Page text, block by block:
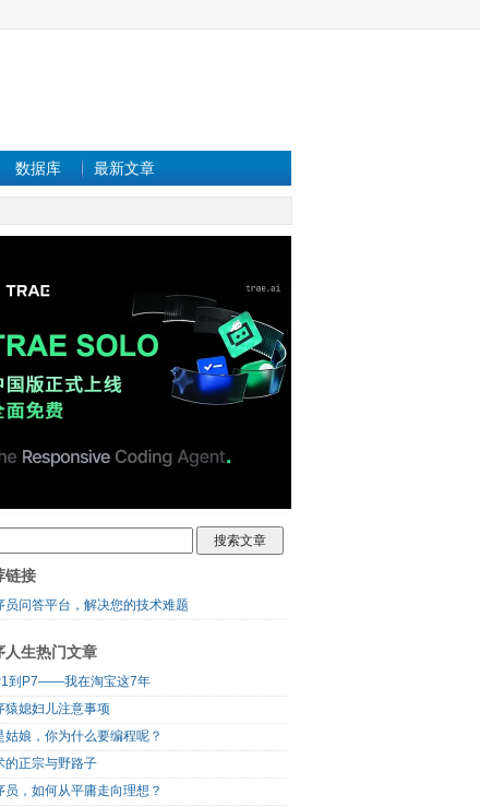
数据库 最新文章
链接
员问答平台，解决您的技术难题
人生热门文章
到P7——我在淘宝这7年
猿媳妇儿注意事项
姑娘，你为什么要编程呢？
的正宗与野路子
员，如何从平庸走向理想？